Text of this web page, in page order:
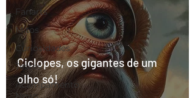
Fanarts
Mitos
Curiosidades
Testes
Acampamento
Ciclopes, os gigantes de um
olho só!